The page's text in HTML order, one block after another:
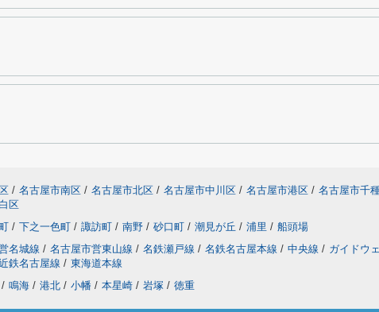
/ 名古屋市南区 / 名古屋市北区 / 名古屋市中川区 / 名古屋市港区 / 名古屋市千
区
/ 下之一色町 / 諏訪町 / 南野 / 砂口町 / 潮見が丘 / 浦里 / 船頭場
名城線 / 名古屋市営東山線 / 名鉄瀬戸線 / 名鉄名古屋本線 / 中央線 / ガイドウ
鉄名古屋線 / 東海道本線
/ 鳴海 / 港北 / 小幡 / 本星崎 / 岩塚 / 徳重